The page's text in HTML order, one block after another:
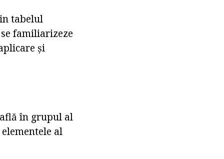
tabelul
familiarizeze
și
în grupul al
al